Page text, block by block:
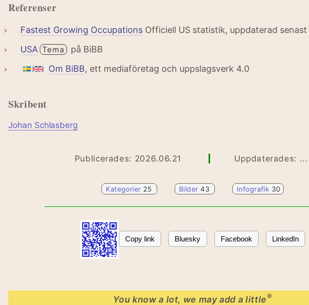
Referenser
Fastest Growing Occupations Officiell US statistik, uppdaterad
USA Tema
på BiBB
Om BiBB, ett mediaföretag och uppslagsverk 4.0
Skribent
Johan Schlasberg
Publicerades: 2026.06.21 Uppdaterades:
Kategorier 25 Bilder43 Infografik 30
Copy link Bluesky Facebook LinkedIn
You know a lot, we may add a little®